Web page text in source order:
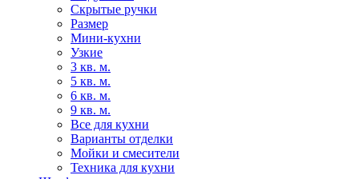
Скрытые ручки
Размер
Мини-кухни
Узкие
3 кв. м.
5 кв. м.
6 кв. м.
9 кв. м.
Все для кухни
Варианты отделки
Мойки и смесители
Техника для кухни